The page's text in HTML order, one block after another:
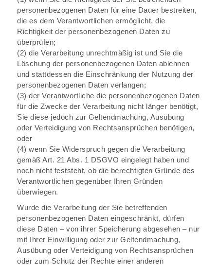
personenbezogenen Daten für eine Dauer bestreiten,
die es dem Verantwortlichen ermöglicht, die
Richtigkeit der personenbezogenen Daten zu
überprüfen;
(2) die Verarbeitung unrechtmäßig ist und Sie die
Löschung der personenbezogenen Daten ablehnen
und stattdessen die Einschränkung der Nutzung der
personenbezogenen Daten verlangen;
(3) der Verantwortliche die personenbezogenen Daten
für die Zwecke der Verarbeitung nicht länger benötigt,
Sie diese jedoch zur Geltendmachung, Ausübung
oder Verteidigung von Rechtsansprüchen benötigen,
oder
(4) wenn Sie Widerspruch gegen die Verarbeitung
gemäß Art. 21 Abs. 1 DSGVO eingelegt haben und
noch nicht feststeht, ob die berechtigten Gründe des
Verantwortlichen gegenüber Ihren Gründen
überwiegen.
Wurde die Verarbeitung der Sie betreffenden
personenbezogenen Daten eingeschränkt, dürfen
diese Daten – von ihrer Speicherung abgesehen – nur
mit Ihrer Einwilligung oder zur Geltendmachung,
Ausübung oder Verteidigung von Rechtsansprüchen
oder zum Schutz der Rechte einer anderen